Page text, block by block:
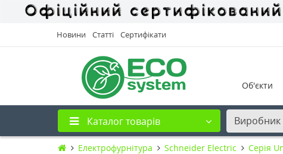
Новини Статті Сертифікати
Об'єкти
Каталог товарів Виробник
Електрофурнітура Schneider Electric Cерія